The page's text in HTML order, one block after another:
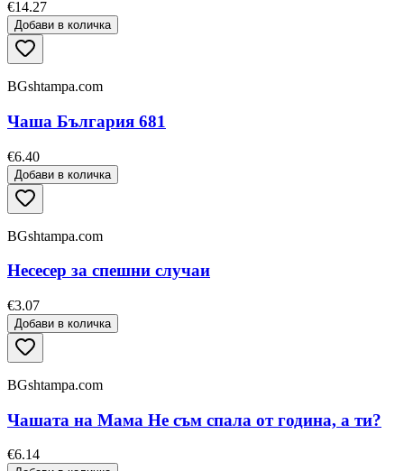
€14.27
Добави в количка
BGshtampa.com
Чаша България 681
€6.40
Добави в количка
BGshtampa.com
Несесер за спешни случаи
€3.07
Добави в количка
BGshtampa.com
Чашата на Мама Не съм спала от година, а ти?
€6.14